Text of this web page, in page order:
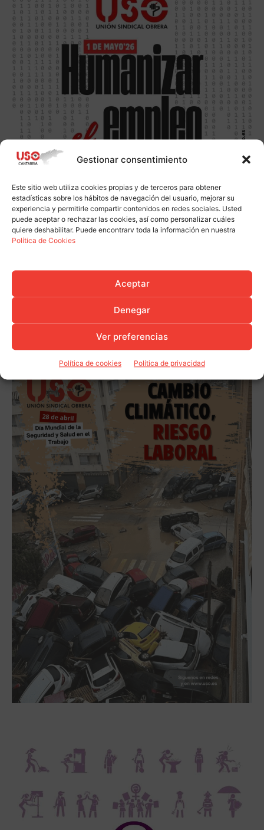
Gestionar consentimiento
Este sitio web utiliza cookies propias y de terceros para obtener
estadísticas sobre los hábitos de navegación del usuario, mejorar su
experiencia y permitirle compartir contenidos en redes sociales. Usted
puede aceptar o rechazar las cookies, así como personalizar cuáles
quiere deshabilitar. Puede encontrarv toda la información en nuestra
Política de Cookies
Aceptar
Denegar
Ver preferencias
Política de cookies Política de privacidad